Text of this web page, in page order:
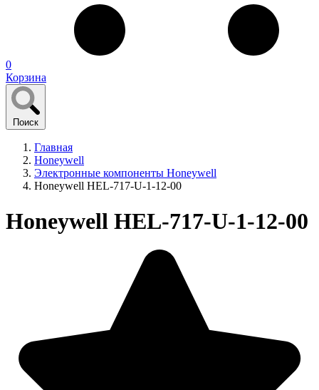
0
Корзина
Поиск
Главная
Honeywell
Электронные компоненты Honeywell
Honeywell HEL-717-U-1-12-00
Honeywell HEL-717-U-1-12-00